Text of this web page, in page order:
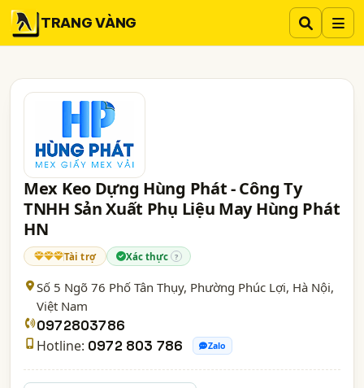
TRANG VÀNG
Mex Keo Dựng Hùng Phát - Công Ty
TNHH Sản Xuất Phụ Liệu May Hùng Phát
HN
Tài trợ Xác thực ?
Số 5 Ngõ 76 Phố Tân Thụy, Phường Phúc Lợi, Hà Nội,
Việt Nam
0972803786
Hotline: 0972 803 786 Zalo